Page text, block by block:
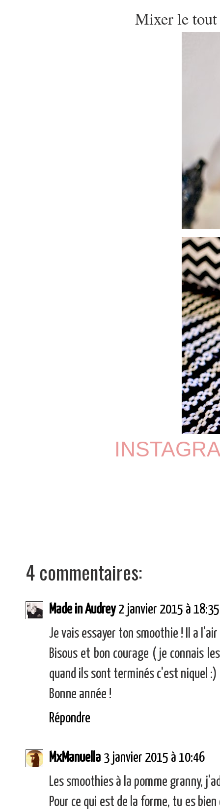
Mixer le
I
4 commentaires:
Made in Audrey 2 janvier 2015 à 18:35
Je vais essayer ton smoothie ! Il a
Bisous et bon courage (je connais
quand ils sont terminés c'est niquel :)
Bonne année !
Répondre
MxManuella 3 janvier 2015 à 10:46
Les smoothies à la pomme granny,
Pour ce qui est de la forme, tu es